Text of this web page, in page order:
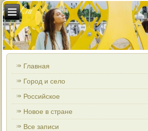
Главная
Город и село
Российское
Новое в стране
Все записи